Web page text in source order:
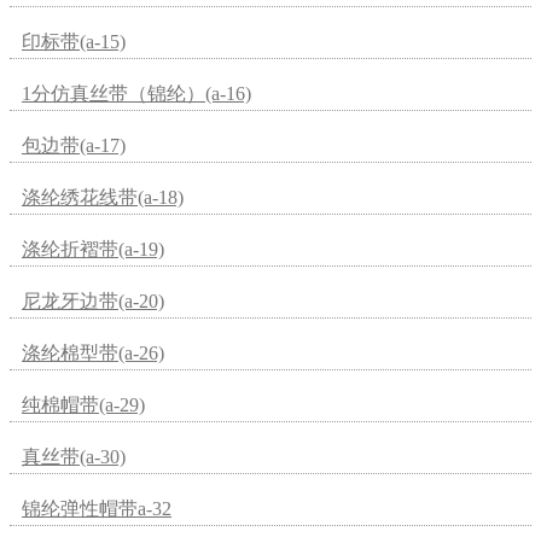
印标带(a-15)
1分仿真丝带（锦纶）(a-16)
包边带(a-17)
涤纶绣花线带(a-18)
涤纶折褶带(a-19)
尼龙牙边带(a-20)
涤纶棉型带(a-26)
纯棉帽带(a-29)
真丝带(a-30)
锦纶弹性帽带a-32